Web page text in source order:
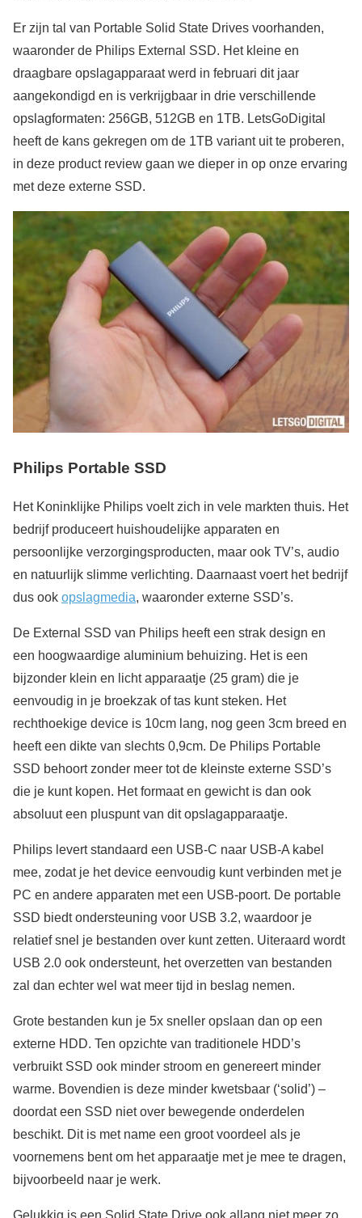
Er zijn tal van Portable Solid State Drives voorhanden,
waaronder de Philips External SSD. Het kleine en
draagbare opslagapparaat werd in februari dit jaar
aangekondigd en is verkrijgbaar in drie verschillende
opslagformaten: 256GB, 512GB en 1TB. LetsGoDigital
heeft de kans gekregen om de 1TB variant uit te proberen,
in deze product review gaan we dieper in op onze ervaring
met deze externe SSD.
Philips Portable SSD
Het Koninklijke Philips voelt zich in vele markten thuis. Het
bedrijf produceert huishoudelijke apparaten en
persoonlijke verzorgingsproducten, maar ook TV’s, audio
en natuurlijk slimme verlichting. Daarnaast voert het bedrijf
dus ook opslagmedia, waaronder externe SSD’s.
De External SSD van Philips heeft een strak design en
een hoogwaardige aluminium behuizing. Het is een
bijzonder klein en licht apparaatje (25 gram) die je
eenvoudig in je broekzak of tas kunt steken. Het
rechthoekige device is 10cm lang, nog geen 3cm breed en
heeft een dikte van slechts 0,9cm. De Philips Portable
SSD behoort zonder meer tot de kleinste externe SSD’s
die je kunt kopen. Het formaat en gewicht is dan ook
absoluut een pluspunt van dit opslagapparaatje.
Philips levert standaard een USB-C naar USB-A kabel
mee, zodat je het device eenvoudig kunt verbinden met je
PC en andere apparaten met een USB-poort. De portable
SSD biedt ondersteuning voor USB 3.2, waardoor je
relatief snel je bestanden over kunt zetten. Uiteraard wordt
USB 2.0 ook ondersteunt, het overzetten van bestanden
zal dan echter wel wat meer tijd in beslag nemen.
Grote bestanden kun je 5x sneller opslaan dan op een
externe HDD. Ten opzichte van traditionele HDD’s
verbruikt SSD ook minder stroom en genereert minder
warme. Bovendien is deze minder kwetsbaar (‘solid’) –
doordat een SSD niet over bewegende onderdelen
beschikt. Dit is met name een groot voordeel als je
voornemens bent om het apparaatje met je mee te dragen,
bijvoorbeeld naar je werk.